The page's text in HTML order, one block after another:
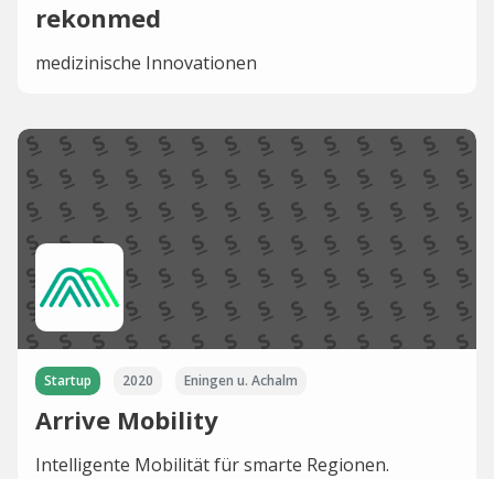
rekonmed
medizinische Innovationen
Startup 2020 Eningen u. Achalm
Arrive Mobility
Intelligente Mobilität für smarte Regionen.